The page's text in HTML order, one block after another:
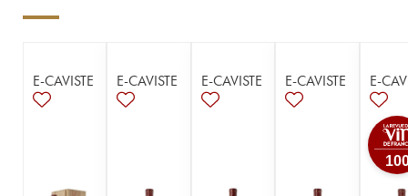
1976 1974
E-CAVISTE E-CAVISTE E-CAVISTE E-CAVISTE E-